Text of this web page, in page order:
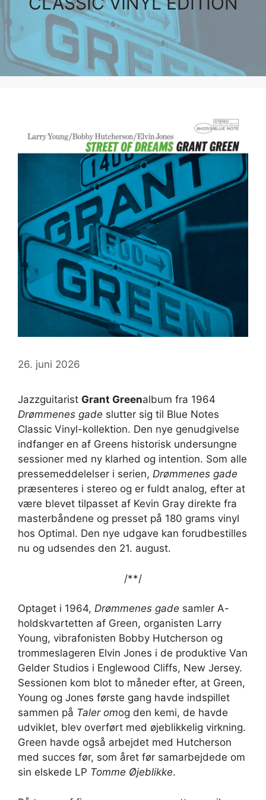
26. juni 2026
Jazzguitarist Grant Greenalbum fra 1964
Drømmenes gade slutter sig til Blue Notes
Classic Vinyl-kollektion. Den nye genudgivelse
indfanger en af ​​Greens historisk undersungne
sessioner med ny klarhed og intention. Som alle
pressemeddelelser i serien, Drømmenes gade
præsenteres i stereo og er fuldt analog, efter at
være blevet tilpasset af Kevin Gray direkte fra
masterbåndene og presset på 180 grams vinyl
hos Optimal. Den nye udgave kan forudbestilles
nu og udsendes den 21. august.
/**/
Optaget i 1964, Drømmenes gade samler A-
holdskvartetten af ​​Green, organisten Larry
Young, vibrafonisten Bobby Hutcherson og
trommeslageren Elvin Jones i de produktive Van
Gelder Studios i Englewood Cliffs, New Jersey.
Sessionen kom blot to måneder efter, at Green,
Young og Jones første gang havde indspillet
sammen på Taler omog den kemi, de havde
udviklet, blev overført med øjeblikkelig virkning.
Green havde også arbejdet med Hutcherson
med succes før, som året før samarbejdede om
sin elskede LP Tomme Øjeblikke.